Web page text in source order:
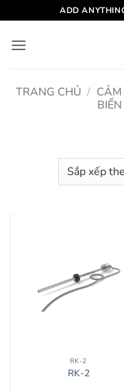
qua
nội
ADD
TRANG CHỦ / CẢM
RK-2
RK-2